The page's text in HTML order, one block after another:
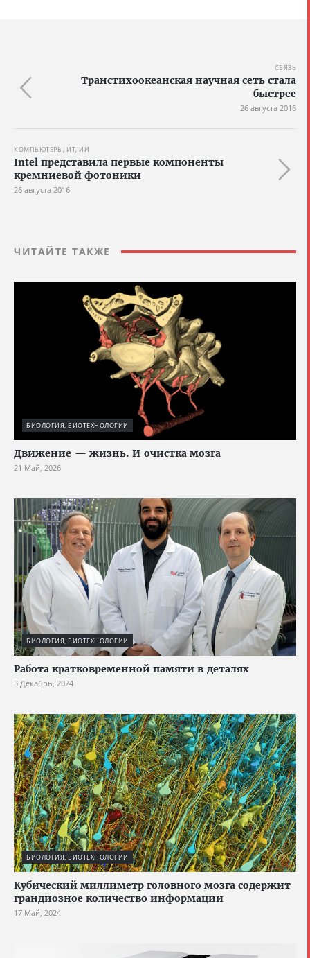
СВЯЗЬ
Транстихоокеанская научная сеть стала
быстрее
26 августа 2016
КОМПЬЮТЕРЫ, ИТ, ИИ
Intel представила первые компоненты
кремниевой фотоники
26 августа 2016
ЧИТАЙТЕ ТАКЖЕ
БИОЛОГИЯ, БИОТЕХНОЛОГИИ
Движение — жизнь. И очистка мозга
21 Май, 2026
БИОЛОГИЯ, БИОТЕХНОЛОГИИ
Работа кратковременной памяти в деталях
3 Декабрь, 2024
БИОЛОГИЯ, БИОТЕХНОЛОГИИ
Кубический миллиметр головного мозга содержит
грандиозное количество информации
17 Май, 2024